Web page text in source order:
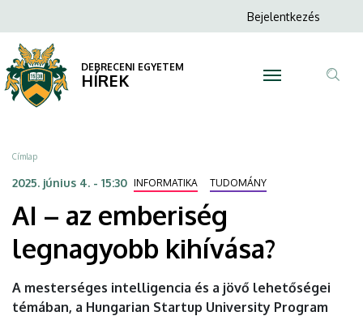
–
az
emberiség
legnagyobb
kihívása?
DEBRECENI
EGYETEM
a
tartalomra
Anonim
menüje
Bejelentkezés
DEBRECENI EGYETEM
HÍREK
Morzsa
Címlap
2025. június 4. - 15:30 INFORMATIKA TUDOMÁNY
AI – az emberiség
legnagyobb kihívása?
A mesterséges intelligencia és a jövő lehetőségei
témában, a Hungarian Startup University Program